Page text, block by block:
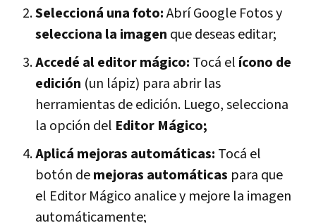
Seleccioná una foto:Abrí Google Fotos y
selecciona la imagen que deseas editar;
Accedé al editor mágico: Tocá el ícono de
edición (un lápiz) para abrir las
herramientas de edición. Luego, selecciona
la opción del Editor Mágico;
Aplicá mejoras automáticas: Tocá el
botón demejoras automáticas para que
el Editor Mágico analice y mejore la imagen
automáticamente;